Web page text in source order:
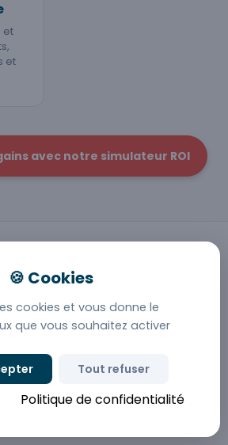
et
et
avec notre simulateur ROI
FONCTIONNEL
Deltic met en
vos équipes
modules activables au sein de
cookies et vous donne le
que vous souhaitez activer
Tout refuser
Politique de confidentialité